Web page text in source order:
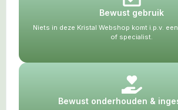
Bewust gebruik
Niets in deze Kristal Webshop komt i.p.v.
of specialist.
Bewust onderhouden &